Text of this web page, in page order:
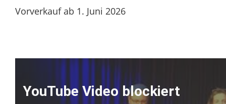
Vorverkauf ab 1. Juni 2026